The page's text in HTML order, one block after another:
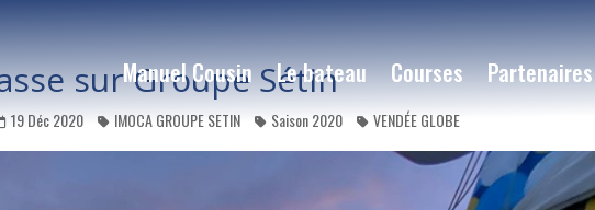
Manuel Cousin Le bateau Courses Partenaires
sur Groupe Sétin
19 Déc 2020 IMOCA GROUPE SETIN Saison 2020 VENDÉE GLOBE